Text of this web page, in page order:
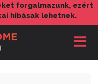
forgalmazunk, ezért
hibásak lehetnek.